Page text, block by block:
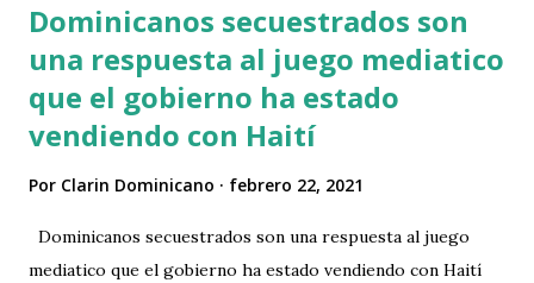
Dominicanos secuestrados son
una respuesta al juego mediatico
que el gobierno ha estado
vendiendo con Haití
Por Clarin Dominicano febrero 22, 2021
Dominicanos secuestrados son una respuesta al juego
mediatico que el gobierno ha estado vendiendo con Haití